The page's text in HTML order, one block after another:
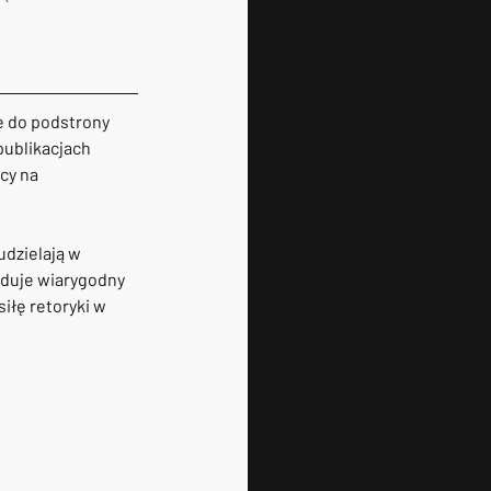
do podstrony
na
w
wiarygodny
retoryki w